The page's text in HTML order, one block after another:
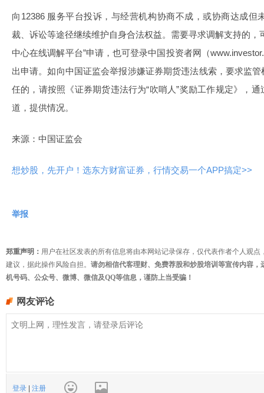
向12386 服务平台投诉，与经营机构协商不成，或协商达成但
裁、诉讼等途径继续维护自身合法权益。需要寻求调解支持的，
中心在线调解平台”申请，也可登录中国投资者网（
出申请。如向中国证监会举报涉嫌证券期货违法线索，要求监
任的，请按照《证券期货违法行为“吹哨人”奖励工作规定》，
道，提供情况。
来源：中国证监会
想炒股，先开户！选东方财富证券，行情交易一个APP搞定>>
举报
郑重声明： 用户在社区发表的所有信息将由本网站记录保存，仅代表作者个人观
建议，据此操作风险自担。 请勿相信代客理财、免费荐股和炒股培训等宣传内容
机号码、公众号、微博、微信及QQ等信息，谨防上当受骗！
网友评论
登录 注册